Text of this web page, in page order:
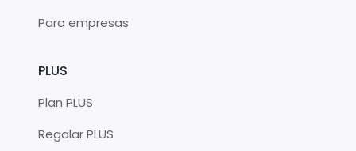
Para empresas
PLUS
Plan PLUS
Regalar PLUS